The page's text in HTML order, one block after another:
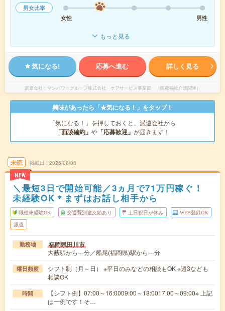
男女比率
女性
男性
もっと見る
気になる! 応募へ進む 詳しく見る
派遣会社 マンパワーグループ株式会社 ケアサービス事業部 （医療福祉介護関連）
興味があったら「★気になる！」をタップ！
「気になる！」を押しておくと、派遣会社から
「面談確約」 や 「応募歓迎」 が届きます！
未読
NEW
掲載日 2026/08/06
＼最短3日で開始可能／3ヵ月で71万円稼ぐ！
未経験OK＊まずはお話し相手から
職種未経験OK 交通費別途支給あり 土日祝日が休み WEB登録OK
派遣
勤務地 福岡県田川市
大藪駅から---分／船尾(福岡県)駅から---分
曜日頻度
シフト制（月～日） ※平日のみなどの相談もOK ※週3なども
相談OK
時間
【シフト例】07:00～16:0009:00～18:0017:00～09:00※ 上記
は一例です！そ…